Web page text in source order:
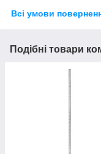
Всі умови
Подібні товари